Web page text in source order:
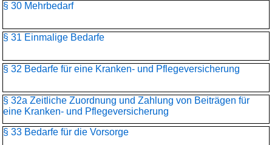
§ 30 Mehrbedarf
§ 31 Einmalige Bedarfe
§ 32 Bedarfe für eine Kranken- und Pflegeversicherung
§ 32a Zeitliche Zuordnung und Zahlung von Beiträgen für
eine Kranken- und Pflegeversicherung
§ 33 Bedarfe für die Vorsorge